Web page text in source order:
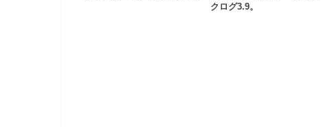
クログ3.9。